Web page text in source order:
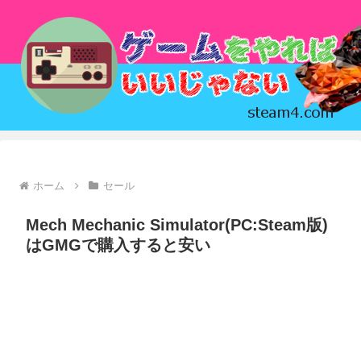
ホーム セール
Mech Mechanic Simulator(PC:Steam版)
はGMGで購入すると安い